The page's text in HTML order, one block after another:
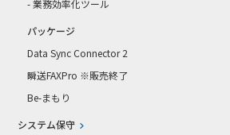
- 業務効率化ツール
パッケージ
Data Sync Connector 2
瞬送FAXPro ※販売終了
Be-まもり
システム保守